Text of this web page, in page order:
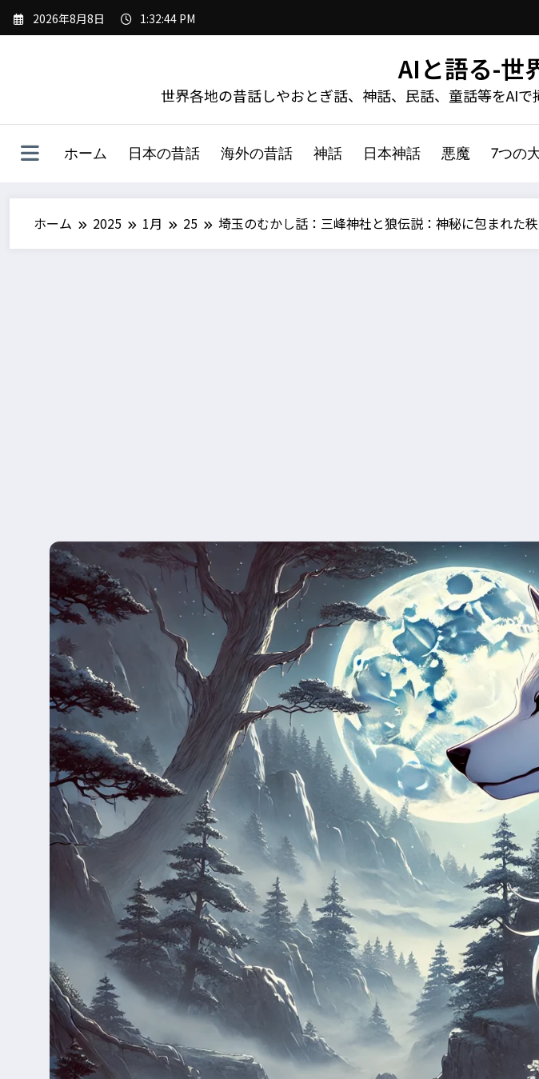
ス
2026年8月8日 1:32:46 PM
AIと語る-世
世界各地の昔話しやおとぎ話、神話、民話、童話等をAI
ホーム 日本の昔話 海外の昔話 神話 日本神話 悪魔 7つの
ホーム 2025 1月 25 埼玉のむかし話：三峰神社と狼伝説：神秘に包まれた